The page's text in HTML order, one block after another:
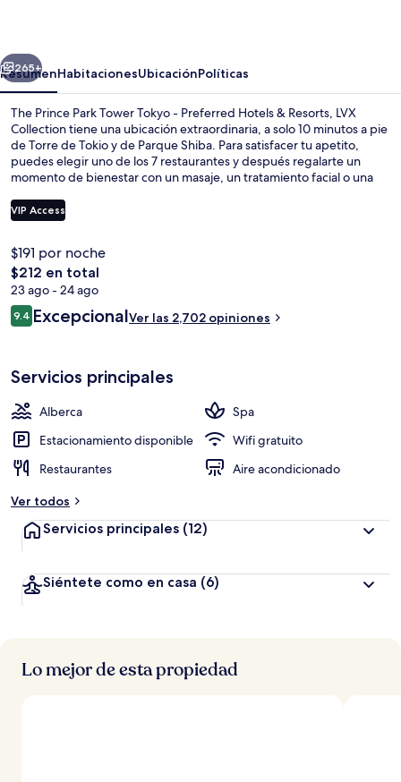
Tokyo
-
Preferred
Hotels
&
Resorts,
LVX
Collection
Siguiente
265+
ResumenHabitacionesUbicaciónPolíticas
The Prince Park Tower Tokyo - Preferred Hotels & Resorts, LVX
Collection tiene una ubicación extraordinaria, a solo 10 minutos a pie
de Torre de Tokio y de Parque Shiba. Para satisfacer tu apetito,
puedes elegir uno de los 7 restaurantes y después regalarte un
momento de bienestar con un masaje, un tratamiento facial o una
este hotel de lujo son sus 2 bares o lounges, su alberca techada y su
sala de fitness. El personal amable y la ubicación reciben muy
transporte público a una corta distancia a pie: Estación de metro de
Akabanebashi está a 4 minutos y Estación de metro de Shibakoen
está a 5 minutos.
VIP Access
$191 por noche
El
precio
total
es
$212 en total
23 ago - 24 ago
Opiniones
9.49.4 de 10,
ExcepcionalVer las 2,702 opiniones
Servicios principales
Alberca
Spa
Estacionamiento disponible
Wifi gratuito
Restaurantes
Aire acondicionado
Ver todos
Servicios principales (12)
Siéntete como en casa (6)
Lo mejor de esta propiedad